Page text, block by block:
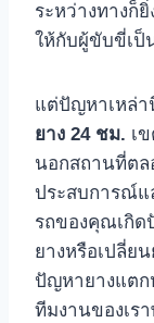
ระหว่างทางก็
ให้กับผู้ขับขี่เป็
แต่ปัญหาเหล่า
ยาง 24 ชม. เ
นอกสถานที่ตล
ประสบการณ์แ
รถของคุณเกิด
ยางหรือเปลี่ย
ปัญหายางแตก
ทีมงานของเร